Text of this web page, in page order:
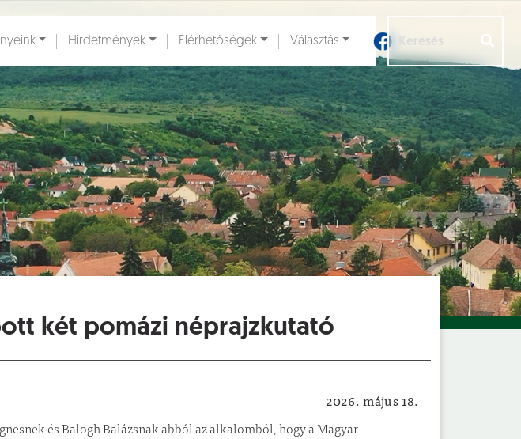
Hirdetmények Elérhetőségek Választás
két pomázi néprajzkutató
Közérdekű
2026. május 18.
ésBalogh Balázsnak abból az alkalomból, hogy a Magyar
Dokumentumok [] Aloldalak []